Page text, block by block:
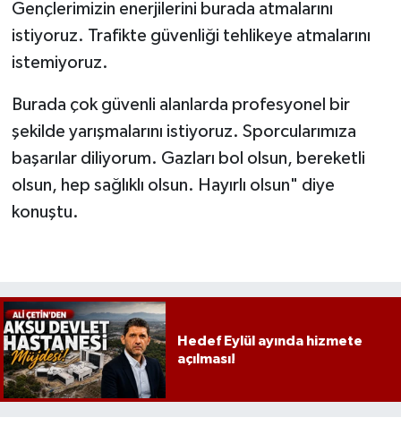
Gençlerimizin enerjilerini burada atmalarını
istiyoruz. Trafikte güvenliği tehlikeye atmalarını
istemiyoruz.
Burada çok güvenli alanlarda profesyonel bir
şekilde yarışmalarını istiyoruz. Sporcularımıza
başarılar diliyorum. Gazları bol olsun, bereketli
olsun, hep sağlıklı olsun. Hayırlı olsun" diye
konuştu.
Hedef Eylül ayında hizmete
açılması!